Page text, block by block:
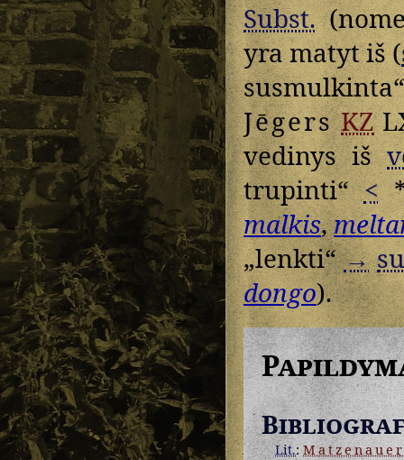
Subst.
yra matyt iš (
Jēgers KZ
vedinys iš
trupinti“<
malkis,
„lenkti“→
dongo).
Lit.:Matzenauer